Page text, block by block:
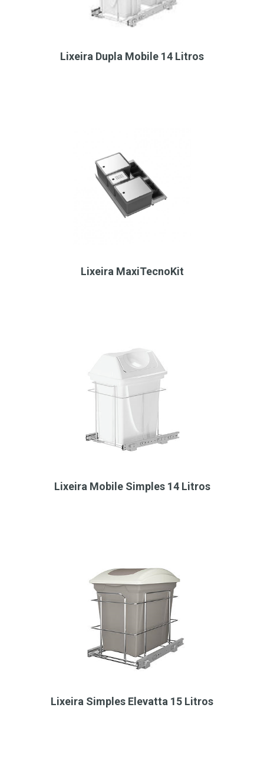
Lixeira Dupla Mobile 14 Litros
Lixeira MaxiTecnoKit
Lixeira Mobile Simples 14 Litros
Lixeira Simples Elevatta 15 Litros